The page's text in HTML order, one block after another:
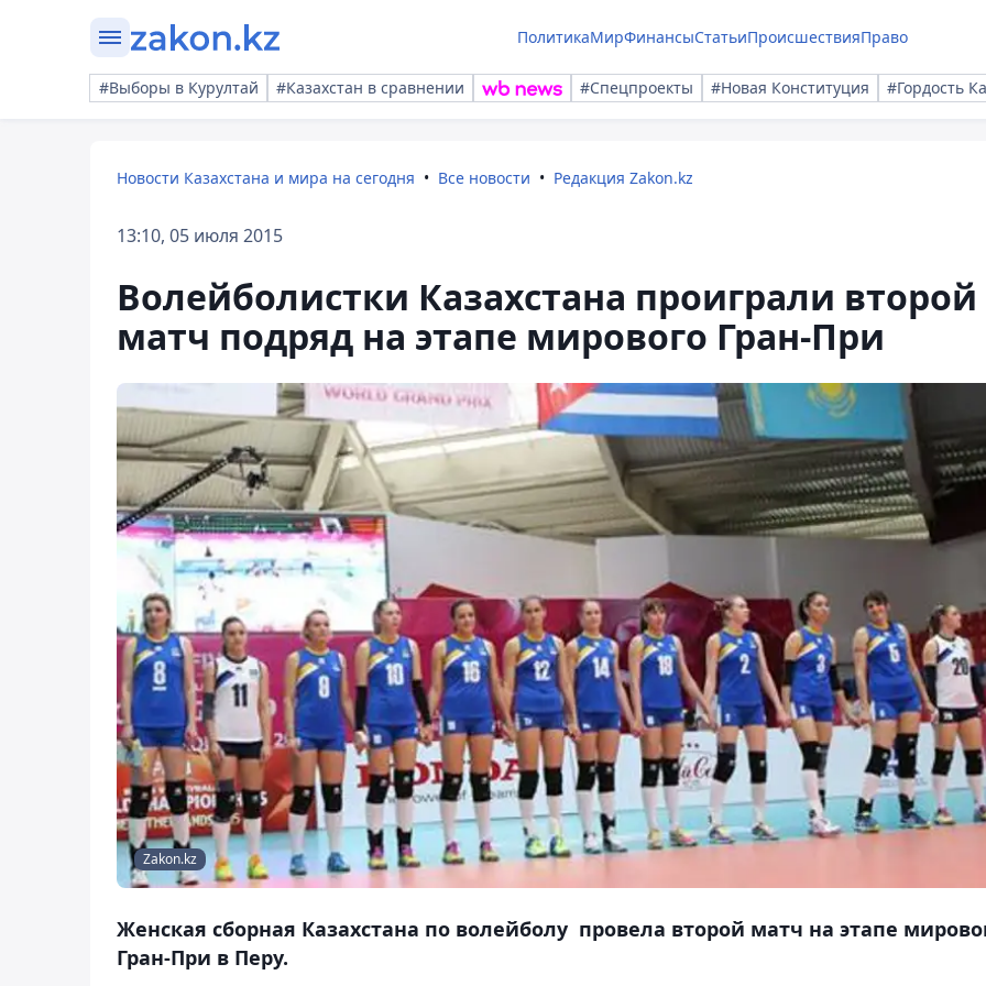
ПолитикаМирФинансыСтатьиПроисшествияПраво
#Выборы в Курултай #Казахстан в сравнении #Спецпроекты #Новая Конституция #Гордость
Новости Казахстана и мира на сегодня Все новости Редакция Zakon.kz
13:10, 05 июля 2015
Волейболистки Казахстана проиграли второй
матч подряд на этапе мирового Гран-При
Zakon.kz
Женская сборная Казахстана по волейболу провела второй матч на этапе
Гран-При в Перу.